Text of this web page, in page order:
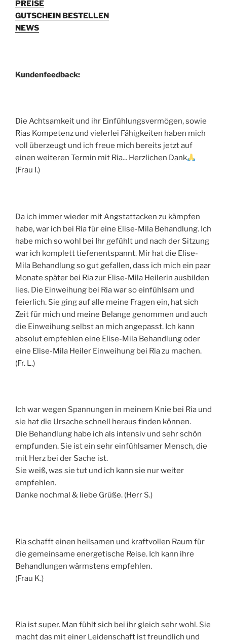
PREISE
GUTSCHEIN BESTELLEN
NEWS
Kundenfeedback:
Die Achtsamkeit und ihr Einfühlungsvermögen, sowie
Rias Kompetenz und vielerlei Fähigkeiten haben mich
voll überzeugt und ich freue mich bereits jetzt auf
einen weiteren Termin mit Ria... Herzlichen Dank
(Frau I.)
Da ich immer wieder mit Angstattacken zu kämpfen
habe, war ich bei Ria für eine Elise-Mila Behandlung. Ich
habe mich so wohl bei Ihr gefühlt und nach der Sitzung
war ich komplett tiefenentspannt. Mir hat die Elise-
Mila Behandlung so gut gefallen, dass ich mich ein paar
Monate später bei Ria zur Elise-Mila Heilerin ausbilden
lies. Die Einweihung bei Ria war so einfühlsam und
feierlich. Sie ging auf alle meine Fragen ein, hat sich
Zeit für mich und meine Belange genommen und auch
die Einweihung selbst an mich angepasst. Ich kann
absolut empfehlen eine Elise-Mila Behandlung oder
eine Elise-Mila Heiler Einweihung bei Ria zu machen.
(Fr. L.)
Ich war wegen Spannungen in meinem Knie bei Ria und
sie hat die Ursache schnell heraus finden können.
Die Behandlung habe ich als intensiv und sehr schön
empfunden. Sie ist ein sehr einfühlsamer Mensch, die
mit Herz bei der Sache ist.
Sie weiß, was sie tut und ich kann sie nur weiter
empfehlen.
Danke nochmal & liebe Grüße. (Herr S.)
Ria schafft einen heilsamen und kraftvollen Raum für
die gemeinsame energetische Reise. Ich kann ihre
Behandlungen wärmstens empfehlen.
(Frau K.)
Ria ist super. Man fühlt sich bei ihr gleich sehr wohl. Sie
macht das mit einer Leidenschaft ist freundlich und